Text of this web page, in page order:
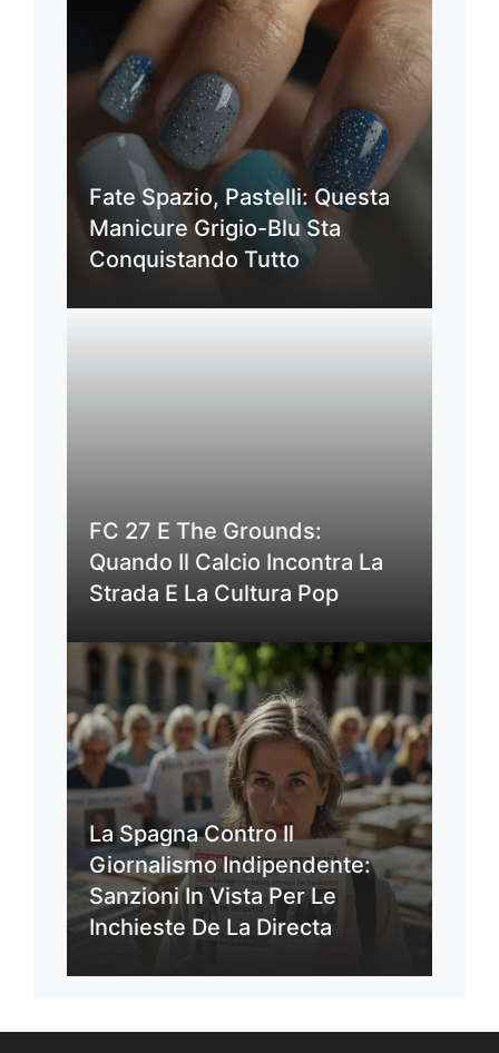
Fate Spazio, Pastelli: Questa
Manicure Grigio-Blu Sta
Conquistando Tutto
FC 27 E The Grounds:
Quando Il Calcio Incontra La
Strada E La Cultura Pop
La Spagna Contro Il
Giornalismo Indipendente:
Sanzioni In Vista Per Le
Inchieste De La Directa